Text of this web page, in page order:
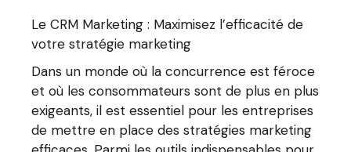
Le CRM Marketing : Maximisez l’efficacité de
votre stratégie marketing
Dans un monde où la concurrence est féroce
et où les consommateurs sont de plus en plus
exigeants, il est essentiel pour les entreprises
de mettre en place des stratégies marketing